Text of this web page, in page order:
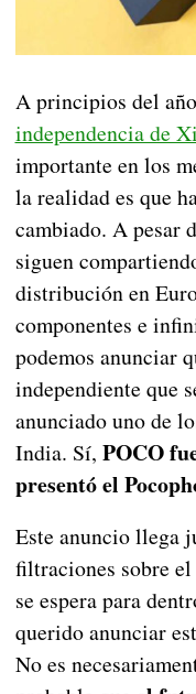
A principios del
independencia de
importante en los
la realidad es que
cambiado. A pesar
siguen
distribución en
componentes e
podemos anunciar
independiente que
anunciado uno de
India. Sí, POCO
presentó el
Este anuncio llega
filtraciones sobre el
se espera para
querido anunciar
No es